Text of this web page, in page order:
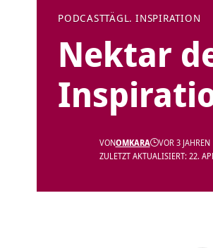
PODCASTTÄGL. INSPIRATION
Nektar
ZULETZT AKTUALISIERT: 22.
VONOMKARA VOR 3 JAHREN